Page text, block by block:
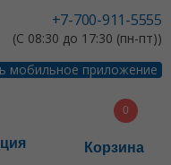
+7-700-911-5555
(С 08:30 до 17:30 (пн-пт))
мобильное приложение
Корзина